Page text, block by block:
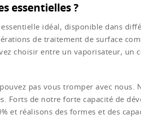
essentielles ?
idéal, disponible dans
de traitement de surface
choisir entre un vaporisateur, un
pas vous tromper avec nous.
Forts de notre forte capacité de
et réalisons des formes et des